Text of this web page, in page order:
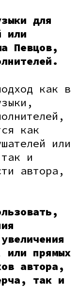
для
или
Певцов,
как в
как
или
и
автора,
или прямых
автора,
так и